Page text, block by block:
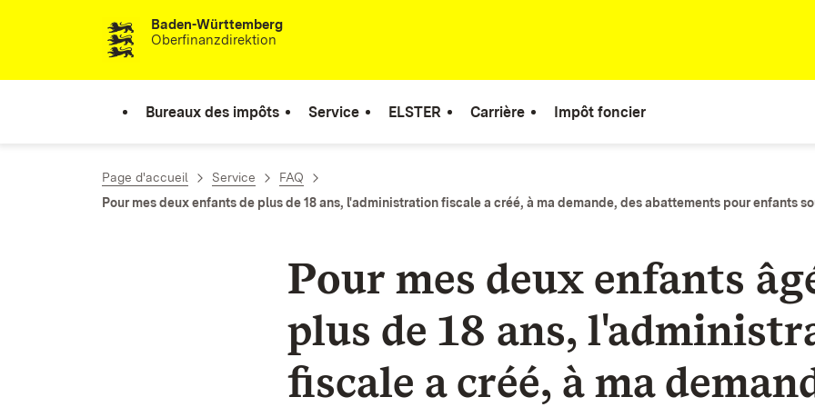
Passer au contenuBaden-Württemberg
Oberfinanzdirektion
Bureaux des impôts Service ELSTER Carrière Impôt foncier
Page d'accueil Service
FAQ
Pour mes deux enfants de plus de 18 ans, l'administration fiscale a créé, à ma demande, des abattements pour enfants
Pour mes deux enfants
plus de 18 ans,
fiscale a créé, à ma